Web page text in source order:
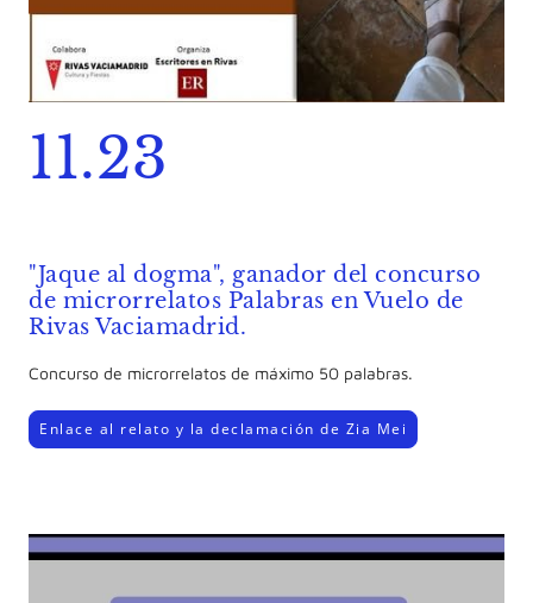
"Jaque al dogma", ganador del concurso
de microrrelatos Palabras en Vuelo de
Rivas Vaciamadrid.
Concurso de microrrelatos de máximo 50 palabras.
Enlace al relato y la declamación de Zia Mei
11.23